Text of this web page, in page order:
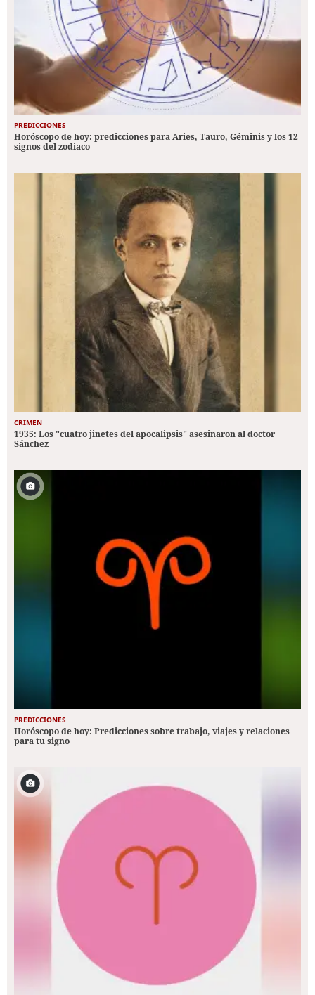
PREDICCIONES
Horóscopo de hoy: predicciones para Aries, Tauro, Géminis y los 12
signos del zodiaco
CRIMEN
1935: Los "cuatro jinetes del apocalipsis" asesinaron al doctor
Sánchez
PREDICCIONES
Horóscopo de hoy: Predicciones sobre trabajo, viajes y relaciones
para tu signo